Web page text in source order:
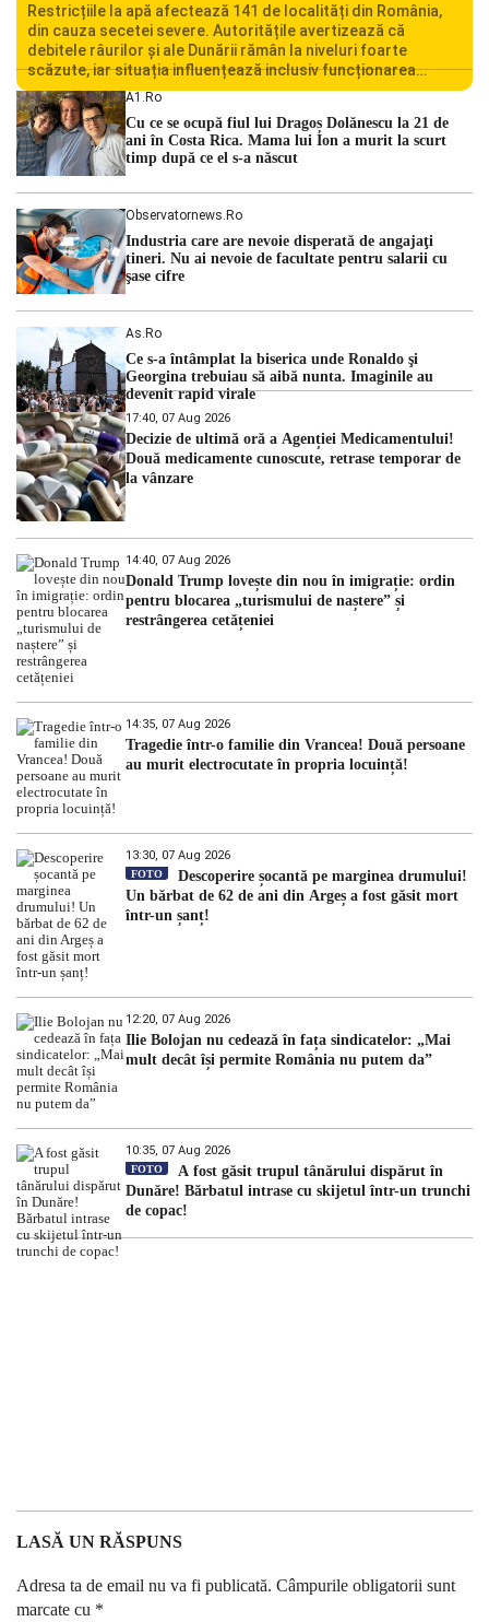
Restricțiile la apă afectează 141 de localități din România,
din cauza secetei severe. Autoritățile avertizează că
debitele râurilor și ale Dunării rămân la niveluri foarte
scăzute, iar situația influențează inclusiv funcționarea
Centralei Nucleare de la Cernavodă. România se confruntă
cu una dintre cele mai dificile perioade din punct de vedere
hidrologic din ultimii ani. Lipsa […]
A1.ro
Cu ce se ocupă fiul lui Dragoș Dolănescu la 21 de
ani în Costa Rica. Mama lui Ion a murit la scurt
timp după ce el s-a născut
Observatornews.ro
Industria care are nevoie disperată de angajaţi
tineri. Nu ai nevoie de facultate pentru salarii cu
şase cifre
As.ro
Ce s-a întâmplat la biserica unde Ronaldo şi
Georgina trebuiau să aibă nunta. Imaginile au
devenit rapid virale
17:40, 07 Aug 2026
Decizie de ultimă oră a Agenției Medicamentului!
Două medicamente cunoscute, retrase temporar de
la vânzare
14:40, 07 Aug 2026
Donald Trump lovește din nou în imigrație: ordin
pentru blocarea „turismului de naștere” și
restrângerea cetățeniei
14:35, 07 Aug 2026
Tragedie într-o familie din Vrancea! Două persoane
au murit electrocutate în propria locuință!
13:30, 07 Aug 2026
FOTO
Descoperire șocantă pe marginea drumului!
Un bărbat de 62 de ani din Argeș a fost găsit mort
într-un șanț!
12:20, 07 Aug 2026
Ilie Bolojan nu cedează în fața sindicatelor: „Mai
mult decât își permite România nu putem da”
10:35, 07 Aug 2026
FOTO
A fost găsit trupul tânărului dispărut în
Dunăre! Bărbatul intrase cu skijetul într-un trunchi
de copac!
LASĂ UN RĂSPUNS
Adresa ta de email nu va fi publicată. Câmpurile obligatorii sunt
marcate cu *